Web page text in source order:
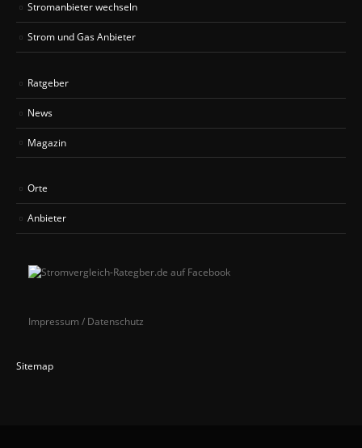
Stromanbieter wechseln
Strom und Gas Anbieter
Ratgeber
News
Magazin
Orte
Anbieter
Impressum / Datenschutz
Sitemap